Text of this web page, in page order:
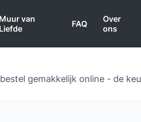
Muur van
Liefde
FAQ
Over
ons
gemakkelijk online - de